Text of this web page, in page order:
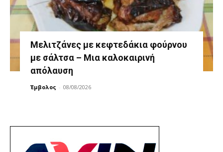
Μελιτζάνες με κεφτεδάκια φούρνου
με σάλτσα – Μια καλοκαιρινή
απόλαυση
Έμβολος - 08/08/2026